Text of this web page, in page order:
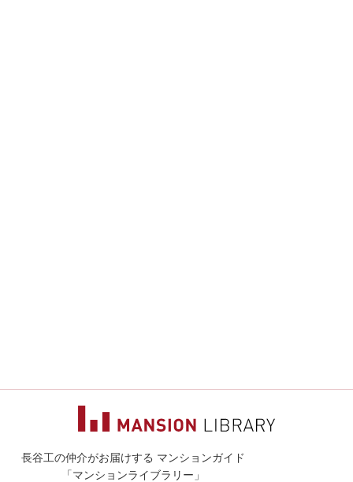
長谷工の仲介がお届けする マンションガイド
「マンションライブラリー」